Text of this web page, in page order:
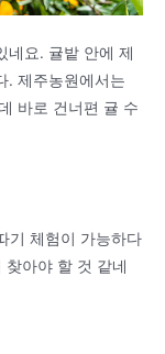
네요. 귤밭 안에 제
. 제주농원에서는
바로 건너편 귤 수
기 체험이 가능하다
찾아야 할 것 같네